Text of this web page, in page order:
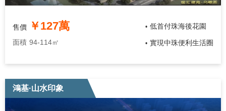
售價 ￥127萬
面積 94-114㎡
• 低首付珠海後花園
• 實現中珠便利生活圈
鴻基·山水印象